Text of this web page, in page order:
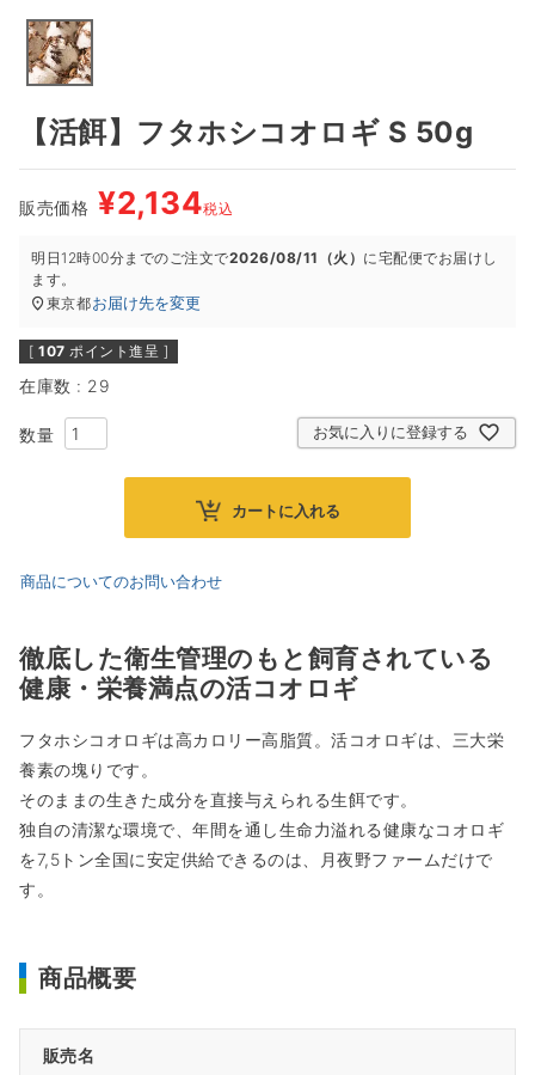
【活餌】フタホシコオロギ S 50g
販売価格 ¥2,134税込
明日 12時00分までのご注文で2026/08/11（火） に宅配便でお届けし
ます。
東京都お届け先を変更
[ 107 ポイント進呈 ]
在庫数 29
お気に入りに登録する
カートに入れる
商品についてのお問い合わせ
徹底した衛生管理のもと飼育されている
健康・栄養満点の活コオロギ
フタホシコオロギは高カロリー高脂質。活コオロギは、三大栄
養素の塊りです。
そのままの生きた成分を直接与えられる生餌です。
独自の清潔な環境で、年間を通し生命力溢れる健康なコオロギ
を7,5トン全国に安定供給できるのは、月夜野ファームだけで
す。
商品概要
販売名